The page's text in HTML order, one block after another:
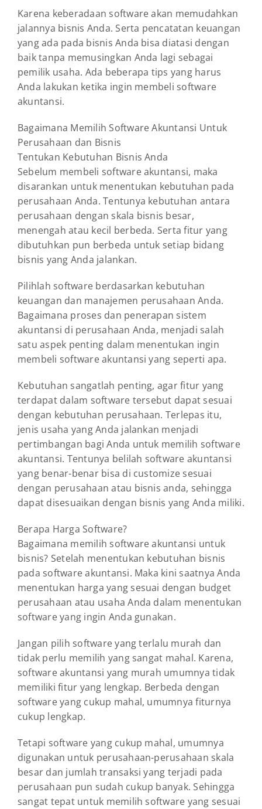
Karena keberadaan software akan memudahkan
jalannya bisnis Anda. Serta pencatatan keuangan
yang ada pada bisnis Anda bisa diatasi dengan
baik tanpa memusingkan Anda lagi sebagai
pemilik usaha. Ada beberapa tips yang harus
Anda lakukan ketika ingin membeli software
akuntansi.
Bagaimana Memilih Software Akuntansi Untuk
Perusahaan dan Bisnis
Tentukan Kebutuhan Bisnis Anda
Sebelum membeli software akuntansi, maka
disarankan untuk menentukan kebutuhan pada
perusahaan Anda. Tentunya kebutuhan antara
perusahaan dengan skala bisnis besar,
menengah atau kecil berbeda. Serta fitur yang
dibutuhkan pun berbeda untuk setiap bidang
bisnis yang Anda jalankan.
Pilihlah software berdasarkan kebutuhan
keuangan dan manajemen perusahaan Anda.
Bagaimana proses dan penerapan sistem
akuntansi di perusahaan Anda, menjadi salah
satu aspek penting dalam menentukan ingin
membeli software akuntansi yang seperti apa.
Kebutuhan sangatlah penting, agar fitur yang
terdapat dalam software tersebut dapat sesuai
dengan kebutuhan perusahaan. Terlepas itu,
jenis usaha yang Anda jalankan menjadi
pertimbangan bagi Anda untuk memilih software
akuntansi. Tentunya belilah software akuntansi
yang benar-benar bisa di customize sesuai
dengan perusahaan atau bisnis anda, sehingga
dapat disesuaikan dengan bisnis yang Anda miliki.
Berapa Harga Software?
Bagaimana memilih software akuntansi untuk
bisnis? Setelah menentukan kebutuhan bisnis
pada software akuntansi. Maka kini saatnya Anda
menentukan harga yang sesuai dengan budget
perusahaan atau usaha Anda dalam menentukan
software yang ingin Anda gunakan.
Jangan pilih software yang terlalu murah dan
tidak perlu memilih yang sangat mahal. Karena,
software akuntansi yang murah umumnya tidak
memiliki fitur yang lengkap. Berbeda dengan
software yang cukup mahal, umumnya fiturnya
cukup lengkap.
Tetapi software yang cukup mahal, umumnya
digunakan untuk perusahaan-perusahaan skala
besar dan jumlah transaksi yang terjadi pada
perusahaan pun sudah cukup banyak. Sehingga
sangat tepat untuk memilih software yang sesuai